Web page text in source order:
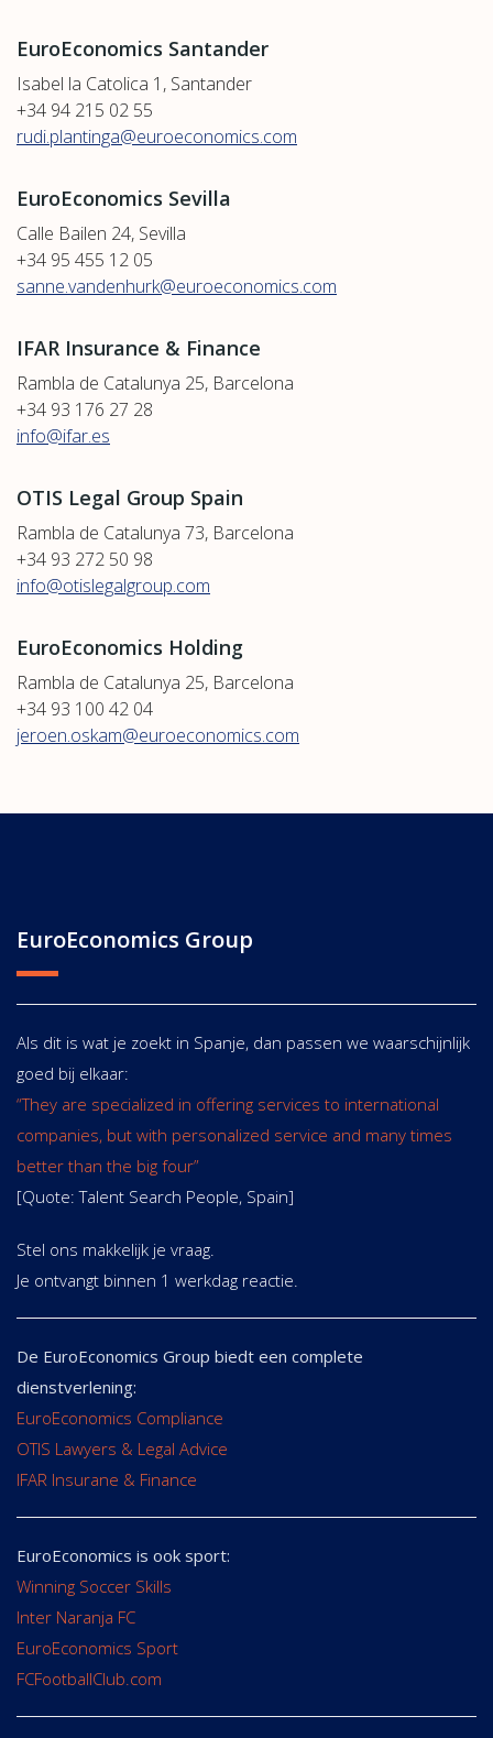
EuroEconomics Santander
Isabel la Catolica 1, Santander
+34 94 215 02 55
rudi.plantinga@euroeconomics.com
EuroEconomics Sevilla
Calle Bailen 24, Sevilla
+34 95 455 12 05
sanne.vandenhurk@euroeconomics.com
IFAR Insurance & Finance
Rambla de Catalunya 25, Barcelona
+34 93 176 27 28
info@ifar.es
OTIS Legal Group Spain
Rambla de Catalunya 73, Barcelona
+34 93 272 50 98
info@otislegalgroup.com
EuroEconomics Holding
Rambla de Catalunya 25, Barcelona
+34 93 100 42 04
jeroen.oskam@euroeconomics.com
EuroEconomics Group
Als dit is wat je zoekt in Spanje, dan passen we waarschijnlijk
goed bij elkaar:
“They are specialized in offering services to international
companies, but with personalized service and many times
better than the big four”
[Quote: Talent Search People, Spain]
Stel ons makkelijk je vraag.
Je ontvangt binnen 1 werkdag reactie.
De EuroEconomics Group biedt een complete
dienstverlening:
EuroEconomics Compliance
OTIS Lawyers & Legal Advice
IFAR Insurane & Finance
EuroEconomics is ook sport:
Winning Soccer Skills
Inter Naranja FC
EuroEconomics Sport
FCFootballClub.com